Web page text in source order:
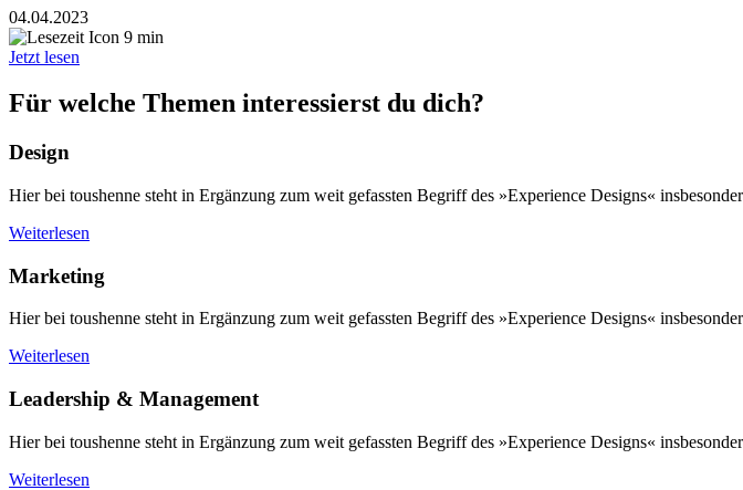
04.04.2023
9 min
Jetzt lesen
Für welche Themen interessierst du dich?
Design
Hier bei toushenne steht in Ergänzung zum weit gefassten Begriff des »Experience Designs«
Weiterlesen
Marketing
Hier bei toushenne steht in Ergänzung zum weit gefassten Begriff des »Experience Designs«
Weiterlesen
Leadership & Management
Hier bei toushenne steht in Ergänzung zum weit gefassten Begriff des »Experience Designs«
Weiterlesen